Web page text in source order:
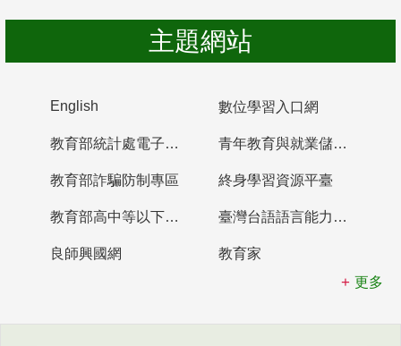
主題網站
English 數位學習入口網
教育部統計處電子書櫃 青年教育與就業儲蓄帳戶
教育部詐騙防制專區 終身學習資源平臺
教育部高中等以下學校及幼兒園教師資格檢定考試 臺灣台語語言能力認證網站
良師興國網
教育家
更多